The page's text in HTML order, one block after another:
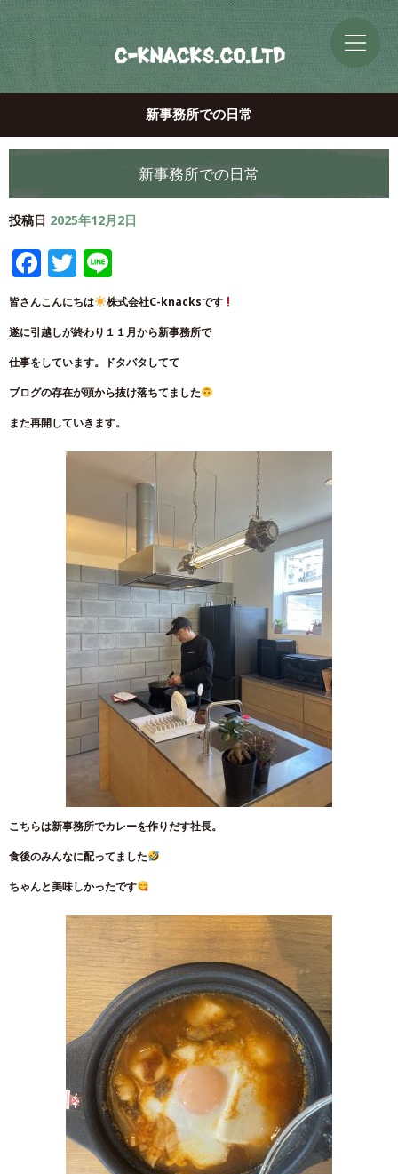
新事務所での日常
新事務所での日常
投稿日 2025年12月2日
Facebook
Twitter
皆さんこんにちは
株式会社C-knacksです
遂に引越しが終わり１１月から新事務所で
仕事をしています。ドタバタしてて
ブログの存在が頭から抜け落ちてました
また再開していきます。
こちらは新事務所でカレーを作りだす社長。
食後のみんなに配ってました
ちゃんと美味しかったです